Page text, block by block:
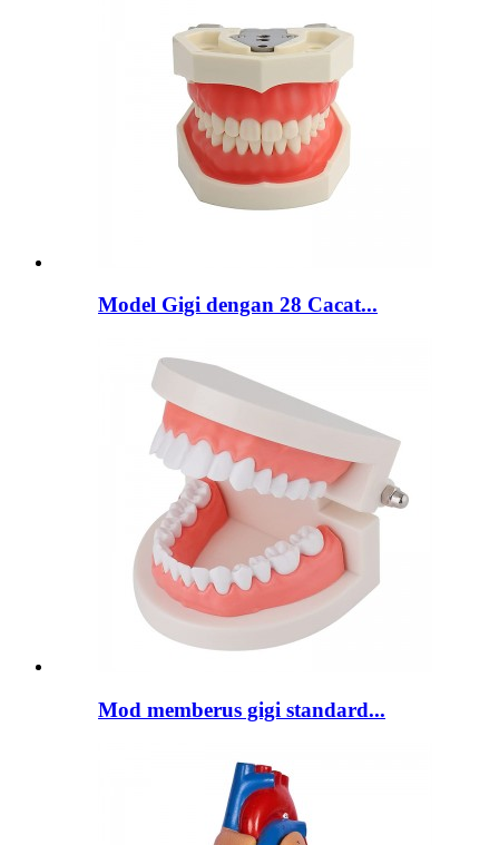
Model Gigi dengan 28 Cacat...
Mod memberus gigi standard...